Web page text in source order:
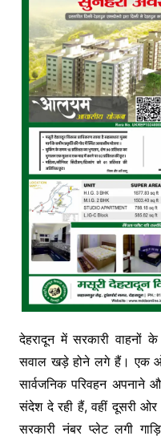
देहरादूनमें सरकारी वाहनों
सवाल खड़े होने लगे हैं। एक
सार्वजनिक परिवहन अपनाने
संदेश दे रही हैं, वहीं दूसरी
सरकारी नंबर प्लेट लगी